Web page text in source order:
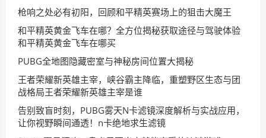
枪响之处必有初阳，回顾和平精英赛场上的狙击大魔王
和平精英黄金飞车在哪？全方位揭秘获取途径与驾驶体验
和平精英黄金飞车在哪买
PUBG全地图隐藏密室与神秘房间位置大揭秘
王者荣耀新英雄主宰，峡谷霸主降临，重塑野区生态与团
战格局王者荣耀新英雄主宰是谁
告别致盲时刻，PUBG雾天N卡滤镜深度解析与实战应用，
让你视野瞬间通透！n卡绝地求生滤镜